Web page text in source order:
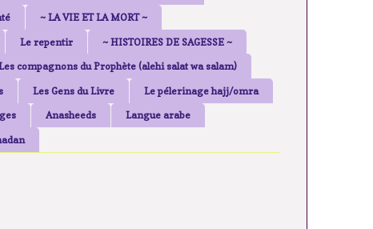
~ LA VIE ET LA MORT ~
Le repentir ~ HISTOIRES DE SAGESSE ~
compagnons du Prophète (alehi salat wa salam)
Les Gens du Livre Le pélerinage hajj/omra
Anasheeds Langue arabe